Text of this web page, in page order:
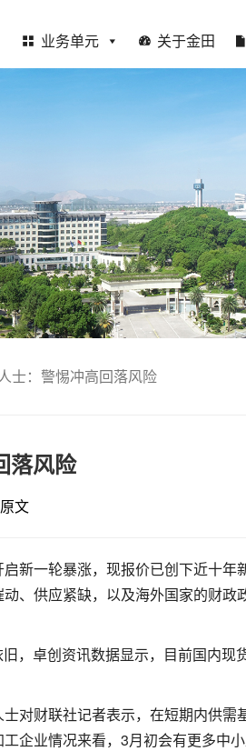
业务单元 关于金田
士：警惕冲高回落风险
落风险
文
新一轮暴涨，现报价已创下近十年
、供应紧缺，以及海外国家的财政
，卓创资讯数据显示，目前国内现
对财联社记者表示，在短期内供需
企业情况来看，3月初会有更多中